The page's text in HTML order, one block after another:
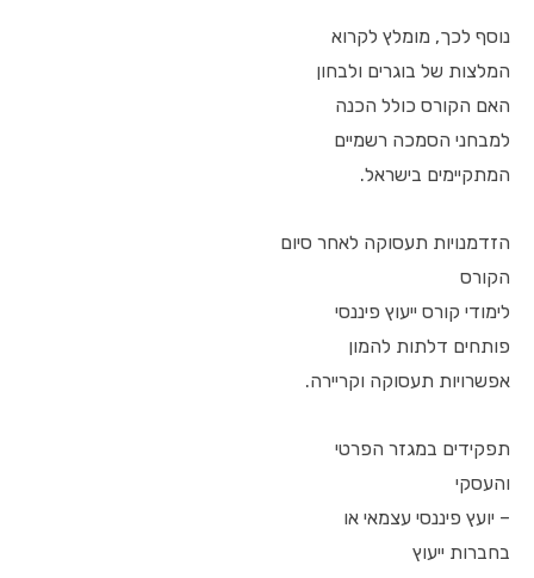
נוסף לכך, מומלץ לקרוא
המלצות של בוגרים ולבחון
האם הקורס כולל הכנה
למבחני הסמכה רשמיים
המתקיימים בישראל.
הזדמנויות תעסוקה לאחר סיום
הקורס
לימודי קורס ייעוץ פיננסי
פותחים דלתות להמון
אפשרויות תעסוקה וקריירה.
תפקידים במגזר הפרטי
והעסקי
– יועץ פיננסי עצמאי או
בחברות ייעוץ